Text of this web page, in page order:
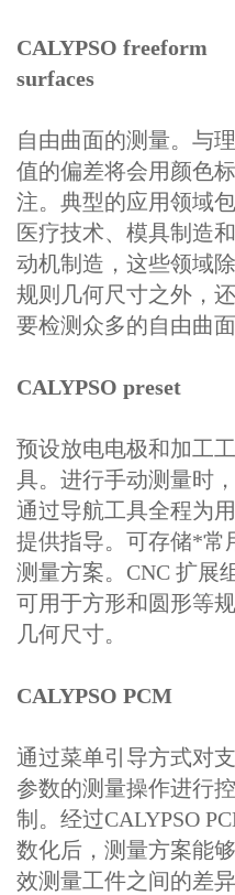
CALYPSO freeform
surfaces
自由曲面的测量。与
值的偏差将会用颜色标
注。典型的应用领域
医疗技术、模具制造
动机制造，这些领域
规则几何尺寸之外，
要检测众多的自由曲面
CALYPSO preset
预设放电电极和加工工
具。进行手动测量时
通过导航工具全程为
提供指导。可存储*常
测量方案。CNC 扩展
可用于方形和圆形等
几何尺寸。
CALYPSO PCM
通过菜单引导方式对
参数的测量操作进行控
制。经过CALYPSO
数化后，测量方案能
效测量工件之间的差异